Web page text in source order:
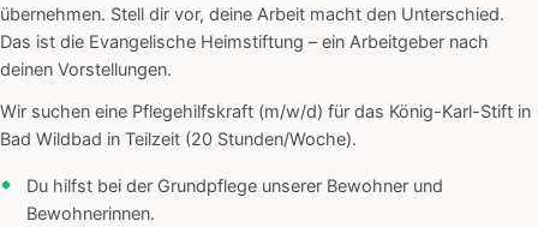
übernehmen. Stell dir vor, deine Arbeit macht den Unterschied.
Das ist die Evangelische Heimstiftung – ein Arbeitgeber nach
deinen Vorstellungen.
Wir suchen eine Pflegehilfskraft (m/w/d) für das König-Karl-Stift in
Bad Wildbad in Teilzeit (20 Stunden/Woche).
Du hilfst bei der Grundpflege unserer Bewohner und
Bewohnerinnen.